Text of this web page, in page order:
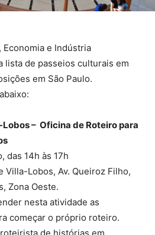
Economia e Indústria
lista de passeios culturais em
em São Paulo.
– Oficina de Roteiro para
das 14h às 17h
Villa-Lobos, Av. Queiroz Filho,
Zona Oeste.
nesta atividade as
começar o próprio roteiro.